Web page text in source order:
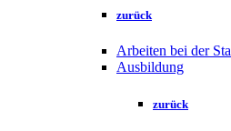
zurück
Arbeiten bei der
Ausbildung
zurück